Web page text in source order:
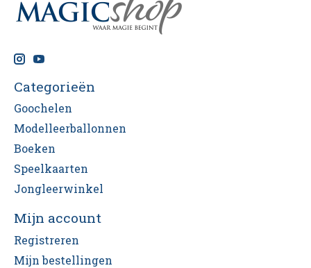
Categorieën
Goochelen
Modelleerballonnen
Boeken
Speelkaarten
Jongleerwinkel
Mijn account
Registreren
Mijn bestellingen